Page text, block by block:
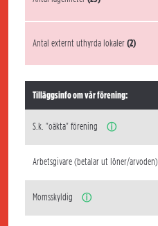
Antal externt uthyrda lokaler(2)
Tilläggsinfo om vår förening:
S.k. "oäkta" förening ⓘ
Arbetsgivare (betalar ut löner/arvoden)
Momsskyldig ⓘ